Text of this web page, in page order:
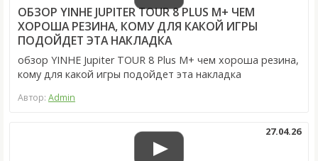
ОБЗОР YINHE JUPITER TOUR 8 PLUS M+ ЧЕМ
ХОРОША РЕЗИНА, КОМУ ДЛЯ КАКОЙ ИГРЫ
ПОДОЙДЕТ ЭТА НАКЛАДКА
обзор YINHE Jupiter TOUR 8 Plus M+ чем хороша резина,
кому для какой игры подойдет эта накладка
Автор: Admin
27.04.26